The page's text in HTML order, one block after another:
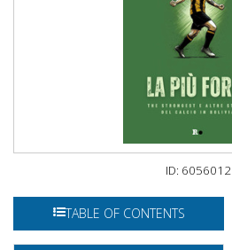
ID: 6056012
TABLE OF CONTENTS